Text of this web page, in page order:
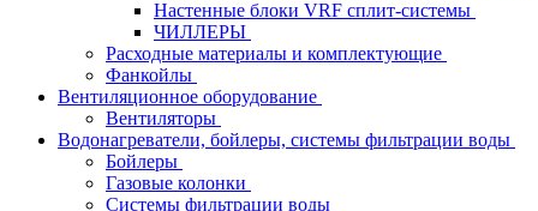
Настенные блоки VRF сплит-системы
ЧИЛЛЕРЫ
Расходные материалы и комплектующие
Фанкойлы
Вентиляционное оборудование
Вентиляторы
Водонагреватели, бойлеры, системы фильтрации воды
Бойлеры
Газовые колонки
Системы фильтрации воды